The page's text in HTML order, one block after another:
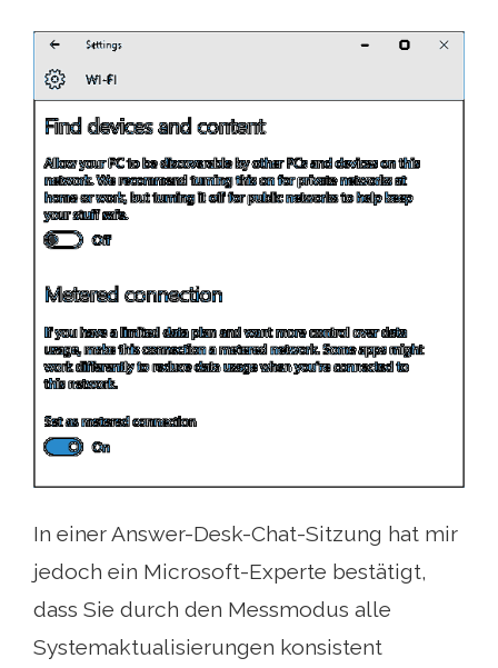
In einer Answer-Desk-Chat-Sitzung hat mir
jedoch ein Microsoft-Experte bestätigt,
dass Sie durch den Messmodus alle
Systemaktualisierungen konsistent